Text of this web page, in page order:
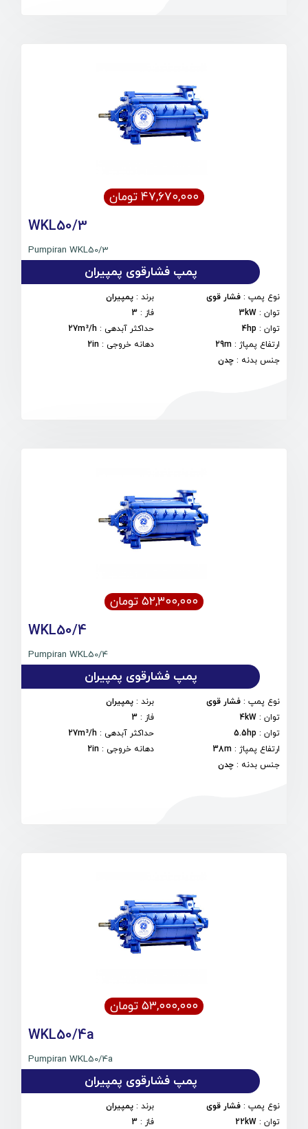
۴۷,۶۷۰,۰۰۰ تومان
WKL50/3
Pumpiran WKL50/3
پمپ فشارقوی پمپیران
نوع پمپ : فشار قوی برند: پمپیران
توان :
3kW فاز :
3
توان :
4hp حداکثر آبدهی :
27m³/h
ارتفاع پمپاژ :
29m دهانه خروجی :
2in
جنس بدنه : چدن
۵۲,۳۰۰,۰۰۰ تومان
WKL50/4
Pumpiran WKL50/4
پمپ فشارقوی پمپیران
نوع پمپ : فشار قوی برند: پمپیران
توان :
4kW فاز :
3
توان :
5.5hp حداکثر آبدهی :
27m³/h
ارتفاع پمپاژ :
38m دهانه خروجی :
2in
جنس بدنه : چدن
۵۳,۰۰۰,۰۰۰ تومان
WKL50/4a
Pumpiran WKL50/4a
پمپ فشارقوی پمپیران
نوع پمپ : فشار قوی برند: پمپیران
توان :
22kW فاز :
3